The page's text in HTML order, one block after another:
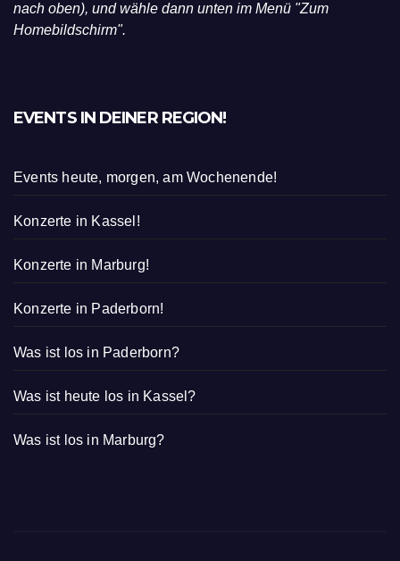
nach oben), und wähle dann unten im Menü "Zum
Homebildschirm".
EVENTS IN DEINER REGION!
Events heute, morgen, am Wochenende!
Konzerte in Kassel!
Konzerte in Marburg!
Konzerte in Paderborn!
Was ist los in Paderborn?
Was ist heute los in Kassel?
Was ist los in Marburg?